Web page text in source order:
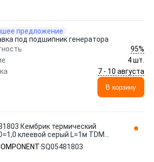
предложение
под подшипник генератора
95%
4 шт.
7 - 10 августа
В корзину
Кембрик термический
клеевой серый L=1м TDM
SQ05481803